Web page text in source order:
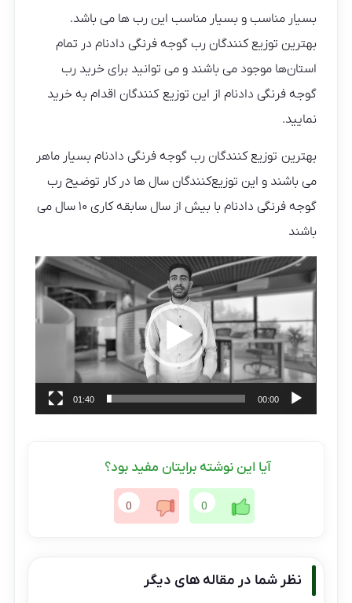
بسیار مناسب و بسیار مناسب این رب ها می باشد.
بهترین توزیع کنندگان رب گوجه فرنگی دادنام در تمام
استان‌ها موجود می باشند و می توانید برای خرید رب
گوجه فرنگی دادنام از این توزیع کنندگان اقدام به خرید
نمایید.
بهترین توزیع کنندگان رب گوجه فرنگی دادنام بسیار ماهر
می باشند و این توزیع‌کنندگان سال ‌ها در کار توضیح رب
گوجه فرنگی دادنام با بیش از سال سابقه کاری ۱۰ سال می
باشند
نمایشگر
ویدیو
00:00
01:40
آیا این نوشته برایتان مفید بود؟
0
0
نظر شما در مقاله های دیگر